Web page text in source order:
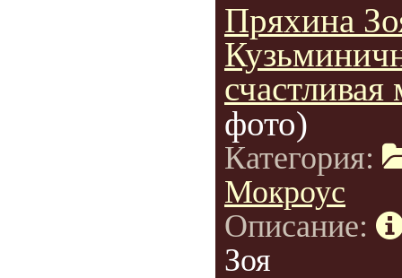
Пряхина
счастливая
фото)
Категория:
Мокроус
Описание:
Зоя